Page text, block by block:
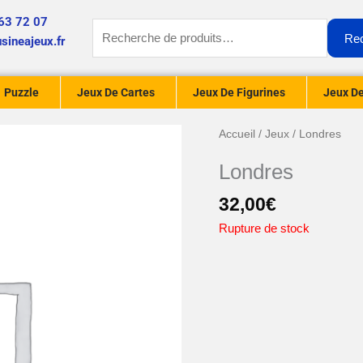
72 07
pour :
Puzzle Jeux De Cartes Jeux De Figurines Jeux
Accueil /Jeux / Londres
Londres
32,00€
Rupture de stock